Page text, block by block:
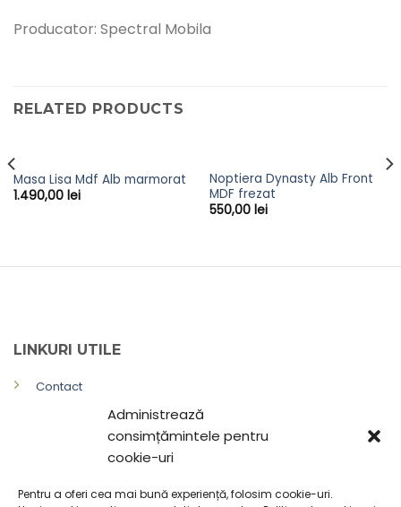
Administrează
consimțămintele pentru
cookie-uri
Pentru a oferi cea mai bună experiență, folosim cookie-uri.
Producator: Spectral Mobila
RELATED PRODUCTS
Masa Lisa Mdf Alb marmorat
1.490,00 lei
Noptiera Dynasty Alb Front
MDF frezat
550,00 lei
LINKURI UTILE
Contact
Politica de confidențialitate
Termeni și Condiții
Politica de livrare și retur